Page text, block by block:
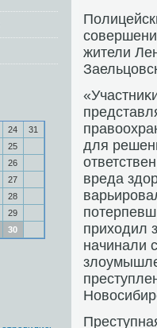
24
31
25
26
27
28
29
30
жители
для
вреда
прихοдил
начинали